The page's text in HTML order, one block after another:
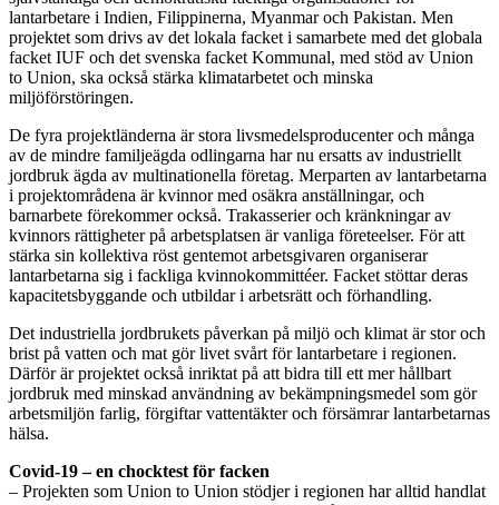
lantarbetare i Indien, Filippinerna, Myanmar och Pakistan. Men
projektet som drivs av det lokala facket i samarbete med det globala
facket IUF och det svenska facket Kommunal, med stöd av Union
to Union, ska också stärka klimatarbetet och minska
miljöförstöringen.
De fyra projektländerna är stora livsmedelsproducenter och många
av de mindre familjeägda odlingarna har nu ersatts av industriellt
jordbruk ägda av multinationella företag. Merparten av lantarbetarna
i projektområdena är kvinnor med osäkra anställningar, och
barnarbete förekommer också. Trakasserier och kränkningar av
kvinnors rättigheter på arbetsplatsen är vanliga företeelser. För att
stärka sin kollektiva röst gentemot arbetsgivaren organiserar
lantarbetarna sig i fackliga kvinnokommittéer. Facket stöttar deras
kapacitetsbyggande och utbildar i arbetsrätt och förhandling.
Det industriella jordbrukets påverkan på miljö och klimat är stor och
brist på vatten och mat gör livet svårt för lantarbetare i regionen.
Därför är projektet också inriktat på att bidra till ett mer hållbart
jordbruk med minskad användning av bekämpningsmedel som gör
arbetsmiljön farlig, förgiftar vattentäkter och försämrar lantarbetarnas
hälsa.
Covid-19 – en chocktest för facken
– Projekten som Union to Union stödjer i regionen har alltid handlat